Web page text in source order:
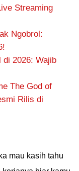
Streaming
Ngobrol:
di 2026: Wajib
The God of
Rilis di
mau kasih tahu